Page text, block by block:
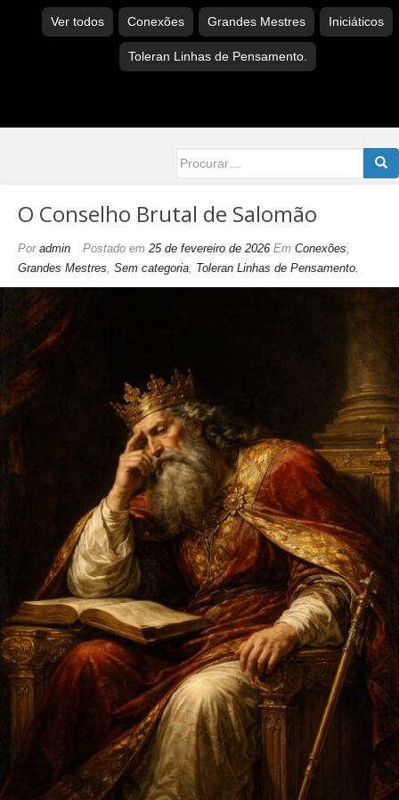
Ver todos Conexões Grandes Mestres Iniciáticos
Toleran Linhas de Pensamento.
for:
O Conselho Brutal de Salomão
Por admin Postado em 25 de fevereiro de 2026 Em Conexões,
Grandes Mestres, Sem categoria, Toleran Linhas de Pensamento.